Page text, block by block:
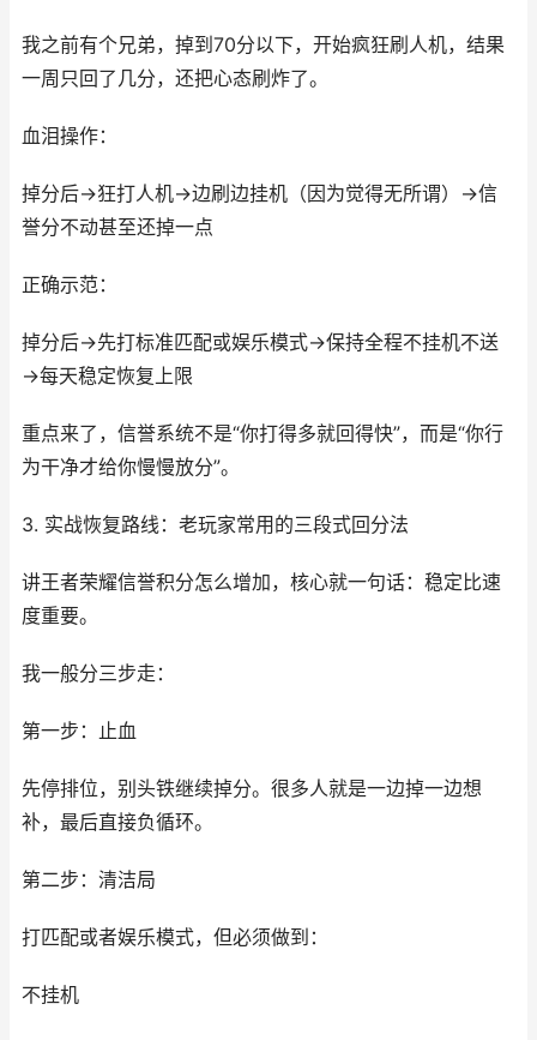
我之前有个兄弟，掉到70分以下，开始疯狂刷人机，结果
一周只回了几分，还把心态刷炸了。
血泪操作：
掉分后→狂打人机→边刷边挂机（因为觉得无所谓）→信
誉分不动甚至还掉一点
正确示范：
掉分后→先打标准匹配或娱乐模式→保持全程不挂机不送
→每天稳定恢复上限
重点来了，信誉系统不是“你打得多就回得快”，而是“你行
为干净才给你慢慢放分”。
3. 实战恢复路线：老玩家常用的三段式回分法
讲王者荣耀信誉积分怎么增加，核心就一句话：稳定比速
度重要。
我一般分三步走：
第一步：止血
先停排位，别头铁继续掉分。很多人就是一边掉一边想
补，最后直接负循环。
第二步：清洁局
打匹配或者娱乐模式，但必须做到：
不挂机